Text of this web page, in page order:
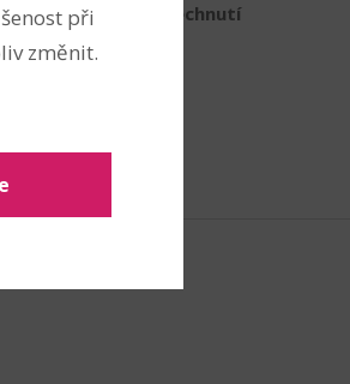
3 let:nebezpečí vdechnutí
mm
při
změnit.